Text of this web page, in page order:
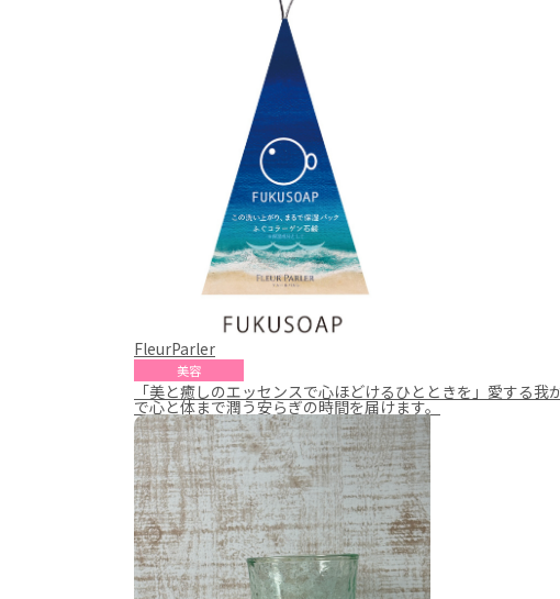
FleurParler
美容
「美と癒しのエッセンスで心ほどけるひとときを」愛する
で心と体まで潤う安らぎの時間を届けます。